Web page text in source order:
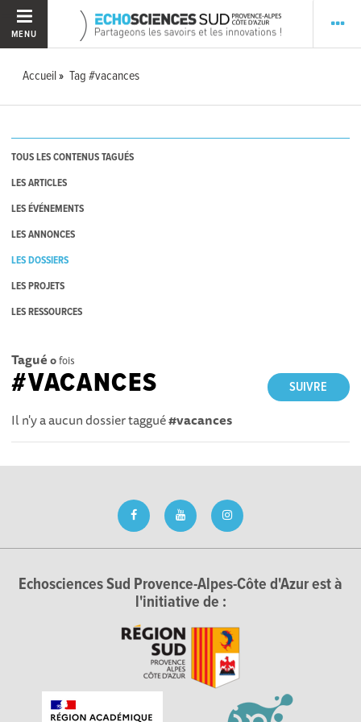
MENU
Accueil Tag #vacances
TOUS LES CONTENUS TAGUÉS
LES ARTICLES
LES ÉVÉNEMENTS
LES ANNONCES
LES DOSSIERS
LES PROJETS
LES RESSOURCES
Tagué 0fois
SUIVRE
#VACANCES
Il n'y a aucun dossier taggué#vacances
Echosciences Sud Provence-Alpes-Côte d'Azur est à
l'initiative de :